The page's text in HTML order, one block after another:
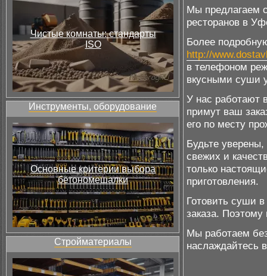
Чистые комнаты: стандарты
ISO
Инструменты, оборудование
Основные критерии выбора
бетономешалки
Стройматериалы
Мы предлагаем
ресторанов в
Более
http://
в телефоном
вкусными суши
У нас работают
примут ваш
его по месту
Будьте
свежих и
только
приготовления.
Готовить суши
заказа.
Мы работаем
наслаждайтесь